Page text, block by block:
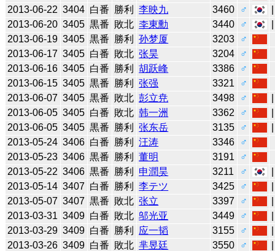
2013-06-22 3404 白番 勝利 李映九 3460 ♂
2013-06-20 3405 黒番 敗北 李東勳 3440 ♂
2013-06-19 3405 黒番 勝利 孙梦厦 3203
♂
2013-06-17 3405 白番 敗北 张昊 3204
♂
2013-06-16 3405 白番 勝利 胡跃峰 3386
♂
2013-06-15 3405 黒番 勝利 张强 3321
♂
2013-06-07 3405 黒番 敗北 彭立尭 3498 ♂
2013-06-05 3405 白番 敗北 韩一洲 3362 ♂
2013-06-05 3405 黒番 勝利 张东岳 3135 ♂
2013-05-24 3406 白番 勝利 汪涛 3346
♂
2013-05-23 3406 黒番 勝利 董明 3191
♂
2013-05-22 3406 黒番 勝利 申潤昊 3211 ♂
2013-05-14 3407 白番 勝利 李テツ 3425 ♂
2013-05-07 3407 黒番 敗北 张立 3397 ♂
2013-03-31 3409 白番 敗北 邬光亚 3449 ♂
2013-03-29 3409 白番 勝利 应一韬 3155 ♂
2013-03-26 3409 白番 敗北 芈昱廷 3550 ♂